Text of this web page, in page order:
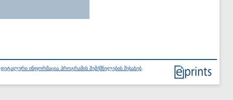
დეტალური ინფორმაცია პროგრამის შემქმნელების შესახებ.